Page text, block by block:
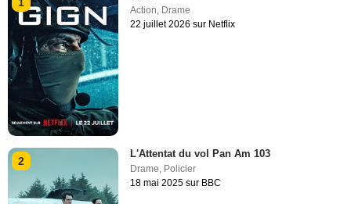
Action Drame
22 juillet 2026 sur Netflix
2
L'Attentat du vol Pan Am 103
Drame, Policier
18 mai 2025 sur BBC